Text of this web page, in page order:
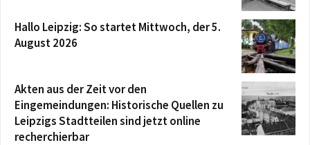
Hallo Leipzig: So startet Mittwoch, der 5.
August 2026
Akten aus der Zeit vor den
Eingemeindungen: Historische Quellen zu
Leipzigs Stadtteilen sind jetzt online
recherchierbar